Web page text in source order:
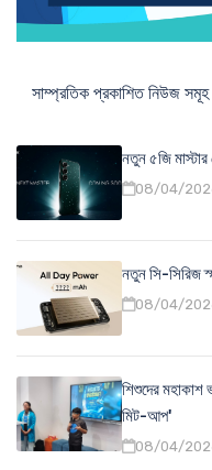
সাম্প্রতিক প্রকাশিত নিউজ সমূহ
নতুন ৫জি
08/04/
নতুন সি-সিরিজ
08/04/
শিশুদের মহাকাশ
মিট-আপ'
08/04/